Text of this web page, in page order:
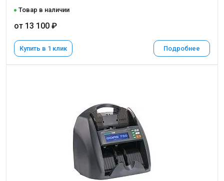
Товар в наличии
от 13 100 ₽
Купить в 1 клик Подробнее